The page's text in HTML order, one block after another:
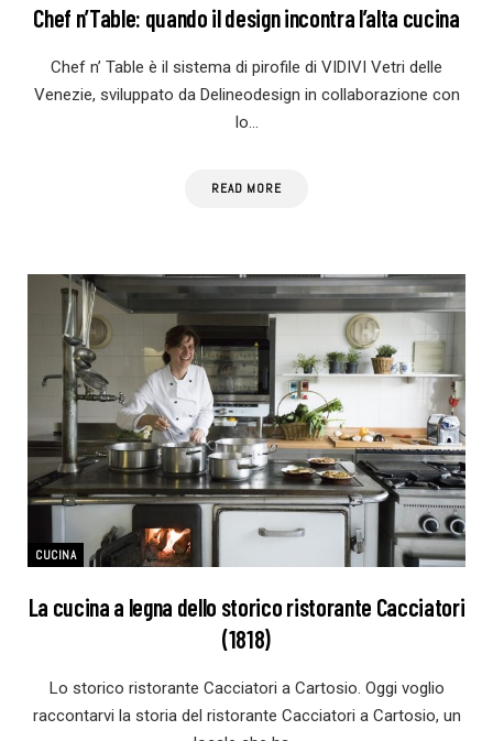
Chef n’Table: quando il design incontra l’alta cucina
Chef n’ Table è il sistema di pirofile di VIDIVI Vetri delle
Venezie, sviluppato da Delineodesign in collaborazione con
lo…
READ MORE
CUCINA
La cucina a legna dello storico ristorante Cacciatori
(1818)
Lo storico ristorante Cacciatori a Cartosio. Oggi voglio
raccontarvi la storia del ristorante Cacciatori a Cartosio, un